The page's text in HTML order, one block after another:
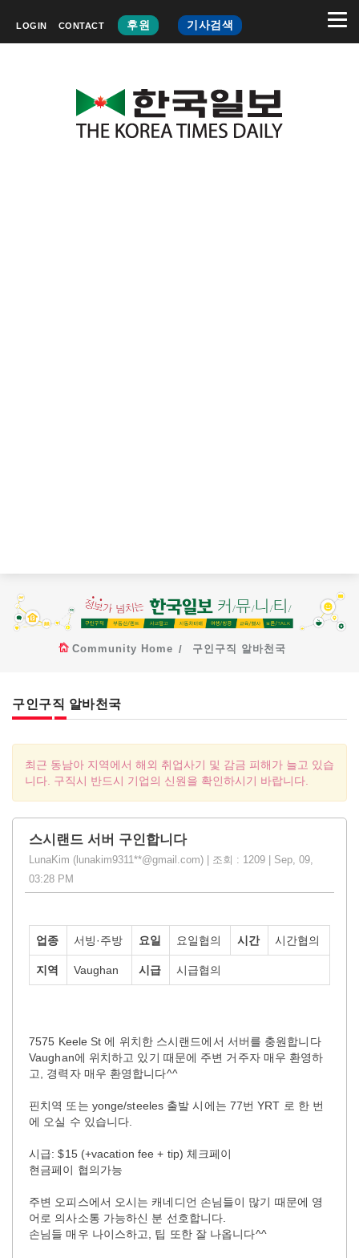
LOGIN CONTACT 후원 기사검색
Community Home 구인구직 알바천국
구인구직 알바천국
최근 동남아 지역에서 해외 취업사기 및 감금 피해가 늘고 있습
니다. 구직시 반드시 기업의 신원을 확인하시기 바랍니다.
스시랜드 서버 구인합니다
LunaKim (lunakim9311**@gmail.com) | 조회 : 1209 | Sep, 09,
03:28 PM
업종 서빙·주방 요일 요일협의 시간 시간협의
지역 Vaughan 시급 시급협의
7575 Keele St 에 위치한 스시랜드에서 서버를 충원합니다
Vaughan에 위치하고 있기 때문에 주변 거주자 매우 환영하
고, 경력자 매우 환영합니다^^
핀치역 또는 yonge/steeles 출발 시에는 77번 YRT 로 한 번
에 오실 수 있습니다.
시급: $15 (+vacation fee + tip) 체크페이
현금페이 협의가능
주변 오피스에서 오시는 캐네디언 손님들이 많기 때문에 영
어로 의사소통 가능하신 분 선호합니다.
손님들 매우 나이스하고, 팁 또한 잘 나옵니다^^